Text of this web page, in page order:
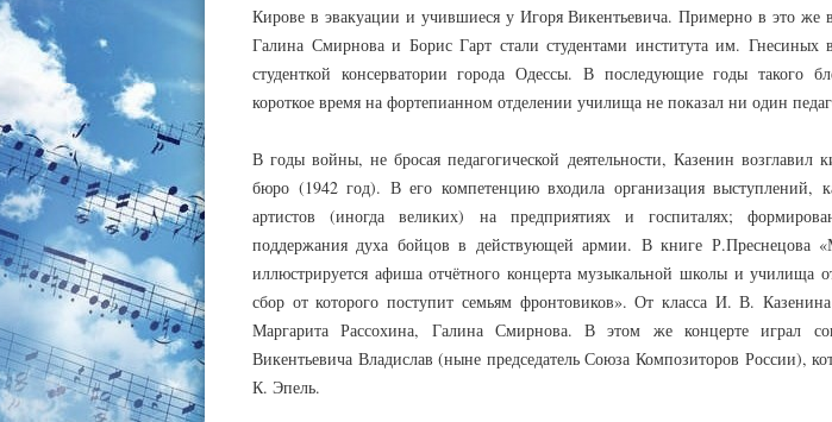
Кирове в эвакуации и учившиеся у Игоря Викентьевича. Примерно в это же
Галина Смирнова и Борис Гарт стали студентами института им.
студенткой консерватории города Одессы. В последующие годы такого
короткое время на фортепианном отделении училища не показал ни один
В годы войны, не бросая педагогической деятельности, Казенин возглавил
бюро (1942 год). В его компетенцию входила организация выступлений,
артистов (иногда великих) на предприятиях и госпиталях;
поддержания духа бойцов в действующей армии. В книге Р.Преснецова
иллюстрируется афиша отчётного концерта музыкальной школы и училища
сбор от которого поступит семьям фронтовиков». От класса И. В.
Маргарита Рассохина, Галина Смирнова. В этом же концерте играл
Викентьевича Владислав (ныне председатель Союза Композиторов России),
К. Эпель.